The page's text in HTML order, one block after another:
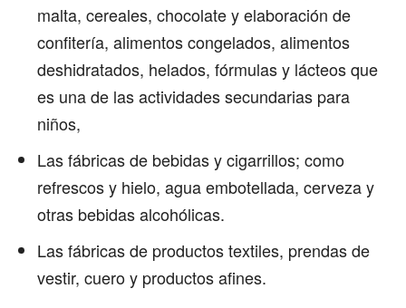
malta, cereales, chocolate y elaboración de
confitería, alimentos congelados, alimentos
deshidratados, helados, fórmulas y lácteos que
es una de las actividades secundarias para
niños,
Las fábricas de bebidas y cigarrillos; como
refrescos y hielo, agua embotellada, cerveza y
otras bebidas alcohólicas.
Las fábricas de productos textiles, prendas de
vestir, cuero y productos afines.